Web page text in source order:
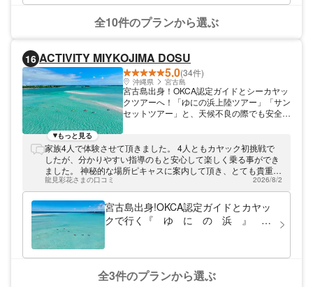
全10件のプランから選ぶ
16 ACTIVITY MIYKOJIMA DOSU
5.0(34件)
沖縄県 宮古島
宮古島出身！OKCA認定ガイドとシーカヤッ
クツアーへ！「ゆにの浜上陸ツアー」「サン
セットツアー」と、天候不良の際でも安全に
丁寧な指導も心掛けております。 尚、ガイ
ドは水難救助員の資格も所持しているため、
初めての方でも安心して宮古島の海をお楽し
みいただけるかと思います。 DOSU（どぅ
す）とは宮古島の方言で『友達』を意味しま
す。 カヤックで一緒に宮古島の青い海を楽
しみ、皆さんもカヤックどぅすになりましょ
う！ 2026 / 4 現在ガイド3名所属 下記保有資
OMSBスノーケリングガイド 二等無人航空
機操縦士 小型(1級・２級)・特殊船舶 特定操
縦免許
もっと見る
家族4人で体験させて頂きました。 4人ともカヤック初挑戦で
したが、分かりやすい指導のもと安心して楽しく乗る事ができ
ました。 神秘的な場所ピキャスに案内して頂き、とても貴重な
体験をすることができました。
龍見彩花さまの口コミ 2026/8/2
宮古島出身!OKCA認定ガイドとカヤッ
クで行く『 ゆ に の 浜 』 漕
に！！
全3件のプランから選ぶ